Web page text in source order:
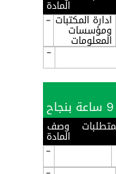
المادة
ادارة المكتبات
ومؤسسات
المعلومات
-
-
وصف
المادة
-